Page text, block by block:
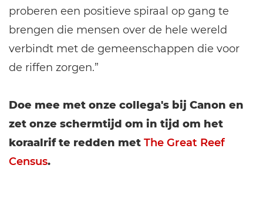
proberen een positieve spiraal op gang te
brengen die mensen over de hele wereld
verbindt met de gemeenschappen die voor
de riffen zorgen.”
Doe mee met onze collega's bij Canon en
zet onze schermtijd om in tijd om het
koraalrif te redden met The Great Reef
Census.